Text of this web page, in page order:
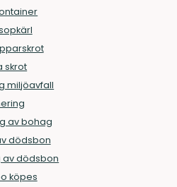
skrot
miljöavfall
av bohag
dödsbon
av dödsbon
köpes